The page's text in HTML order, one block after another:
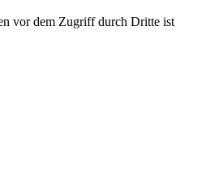
vor dem Zugriff durch Dritte ist